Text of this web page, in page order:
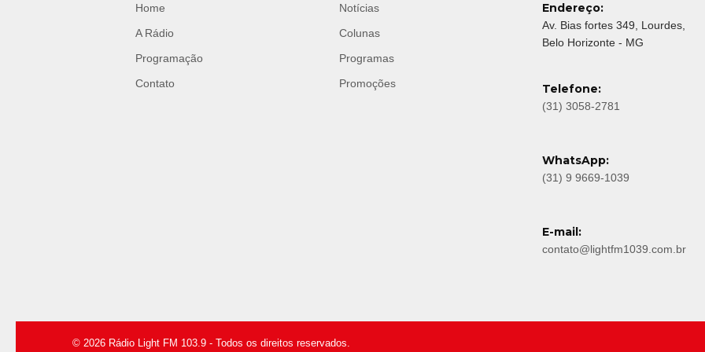
Home
A Rádio
Programação
Contato
Notícias
Colunas
Programas
Promoções
Endereço:
Av. Bias fortes 349, Lourdes,
Belo Horizonte - MG
Telefone:
(31) 3058-2781
WhatsApp:
(31) 9 9669-1039
E-mail:
contato@lightfm1039.com.br
© 2026 Rádio Light FM 103.9 - Todos os direitos reservados.